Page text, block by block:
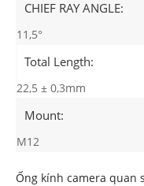
CHIEF RAY ANGLE:
11,5°
Total Length:
22,5 ± 0,3mm
Mount:
M12
Ống kính camera quan